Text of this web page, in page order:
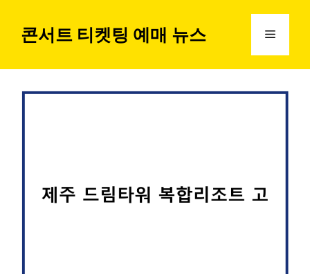
콘서트 티켓팅 예매 뉴스 메